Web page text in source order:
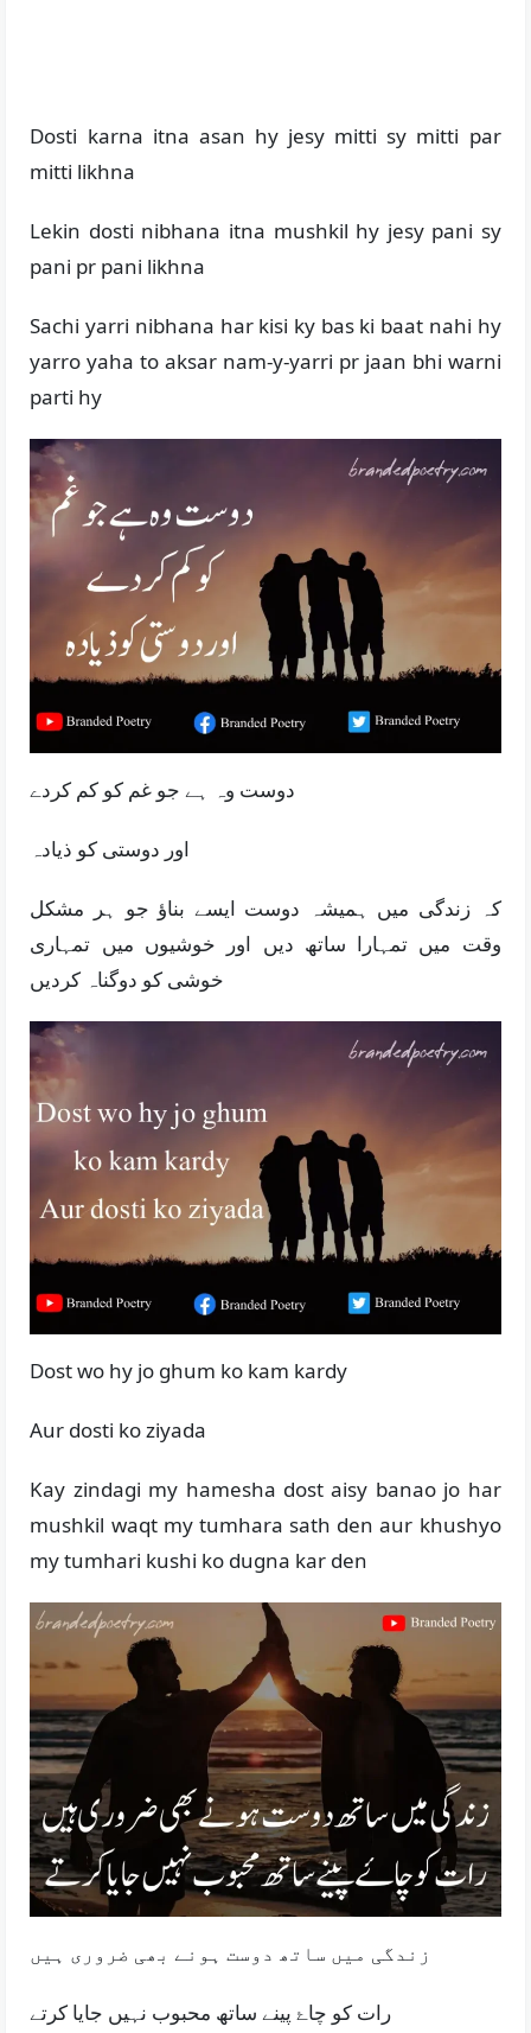
Dosti karna itna asan hy jesy mitti sy mitti par
mitti likhna
Lekin dosti nibhana itna mushkil hy jesy pani sy
pani pr pani likhna
Sachi yarri nibhana har kisi ky bas ki baat nahi hy
yarro yaha to aksar nam-y-yarri pr jaan bhi warni
parti hy
دوست وہ ہے جو غم کو کم کردے
اور دوستی کو ذیادہ
کہ زندگی میں ہمیشہ دوست ایسے بناؤ جو ہر مشکل
وقت میں تمہارا ساتھ دیں اور خوشیوں میں تمہاری
خوشی کو دوگناہ کردیں
Dost wo hy jo ghum ko kam kardy
Aur dosti ko ziyada
Kay zindagi my hamesha dost aisy banao jo har
mushkil waqt my tumhara sath den aur khushyo
my tumhari kushi ko dugna kar den
زندگی میں ساتھ دوست ہونے بھی ضروری ہیں
رات کو چاۓ پینے ساتھ محبوب نہیں جایا کرتے